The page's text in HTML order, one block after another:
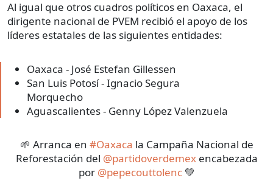
Al igual que otros cuadros políticos en Oaxaca, el
dirigente nacional de PVEM recibió el apoyo de los
líderes estatales de las siguientes entidades:
Oaxaca - José Estefan Gillessen
San Luis Potosí - Ignacio Segura
Morquecho
Aguascalientes - Genny López Valenzuela
🌱 Arranca en #Oaxaca la Campaña Nacional de
Reforestación del @partidoverdemexencabezada
por @pepecouttolenc💚